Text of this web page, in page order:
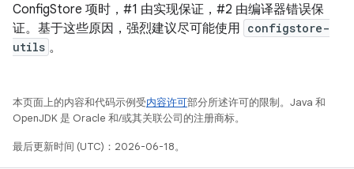
ConfigStore 项时，#1 由实现保证，#2 由编译器错误保
证。基于这些原因，强烈建议尽可能使用 configstore-
utils 。
本页面上的内容和代码示例受内容许可部分所述许可的限制。Java 和
OpenJDK 是 Oracle 和/或其关联公司的注册商标。
最后更新时间 (UTC)：2026-06-18。